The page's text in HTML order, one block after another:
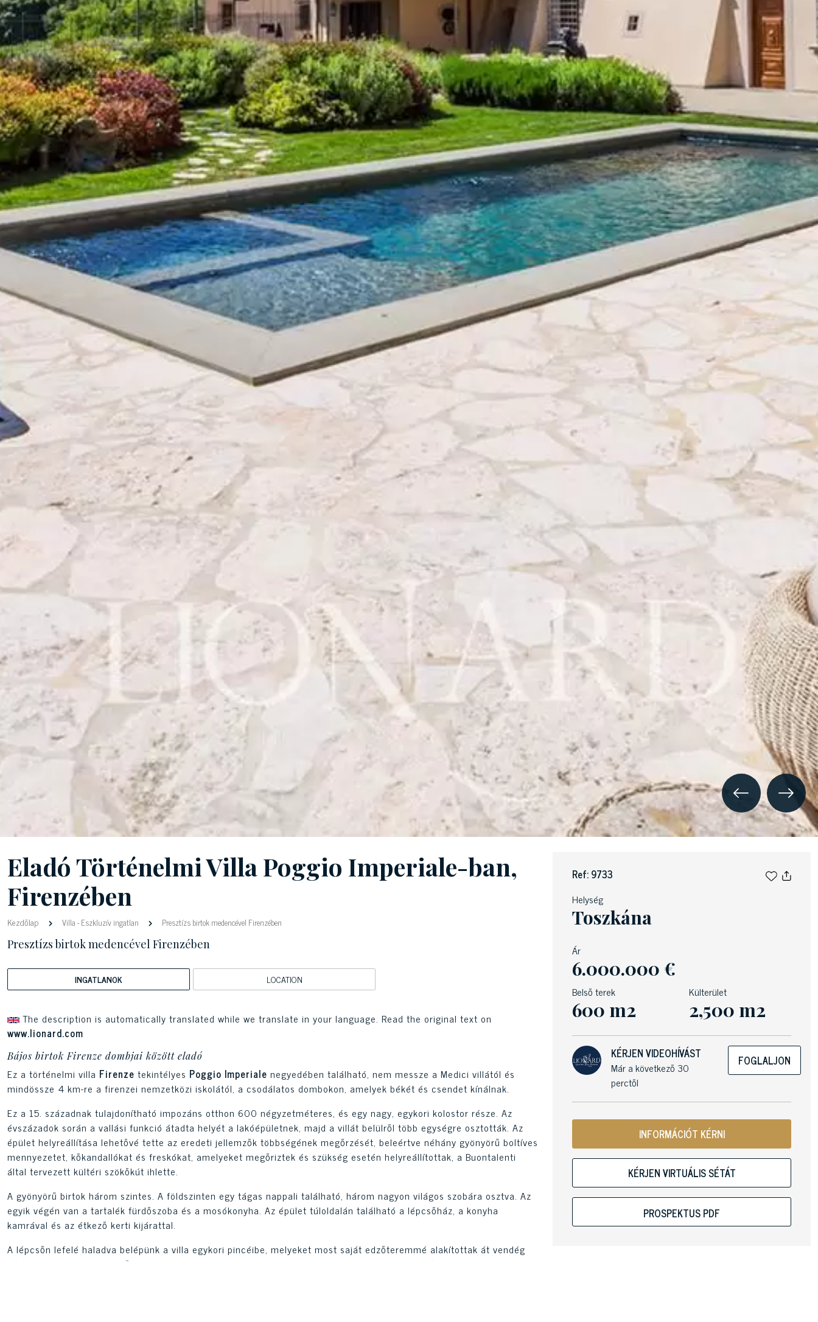
Eladó Történelmi Villa Poggio Imperiale-ban,
Firenzében
Kezdőlap Villa-Eszkluzív ingatlan Presztízs birtok medencével Firenzében
Presztízs birtok medencével Firenzében
INGATLANOK LOCATION
The description is automatically translated while we translate in your language. Read the original text on
www.lionard.com
Bájos birtok Firenze dombjai között eladó
Ez a történelmi villa Firenze tekintélyes Poggio Imperiale negyedében található, nem messze a Medici villától és
mindössze 4 km-re a firenzei nemzetközi iskolától, a csodálatos dombokon, amelyek békét és csendet kínálnak.
Ez a 15. századnak tulajdonítható impozáns otthon 600 négyzetméteres, és egy nagy, egykori kolostor része. Az
évszázadok során a vallási funkció átadta helyét a lakóépületnek, majd a villát belülről több egységre osztották. Az
épület helyreállítása lehetővé tette az eredeti jellemzők többségének megőrzését, beleértve néhány gyönyörű boltíves
mennyezetet, kőkandallókat és freskókat, amelyeket megőriztek és szükség esetén helyreállítottak, a Buontalenti
által tervezett kültéri szökőkút ihlette.
A gyönyörű birtok három szintes. A földszinten egy tágas nappali található, három nagyon világos szobára osztva. Az
egyik végén van a tartalék fürdőszoba és a mosókonyha. Az épület túloldalán található a lépcsőház, a konyha
kamrával és az étkező kerti kijárattal.
A lépcsőn lefelé haladva belépünk a villa egykori pincéibe, melyeket most saját edzőteremmé alakítottak át vendég
hálószobával és saját fürdőszobával. A földalatti helyiségekben néhány egyedi, szabad falazatú boltozat található,
Ref: 9733
Helység
Toszkána
Ár
6.000.000 €
Belső terek
600 m2
Külterület
2,500 m2
KÉRJEN VIDEOHÍVÁST
Már a következő 30
perctől
FOGLALJON
INFORMÁCIÓT KÉRNI
KÉRJEN VIRTUÁLIS SÉTÁT
PROSPEKTUS PDF